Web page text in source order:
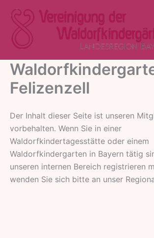
Inhalt
springen
Felizenzell
Der Inhalt dieser Seite ist unseren
vorbehalten. Wenn Sie in einer
Waldorfkindertagesstätte oder einem
Waldorfkindergarten in Bayern tätig
unseren internen Bereich registrieren
wenden Sie sich bitte an unser